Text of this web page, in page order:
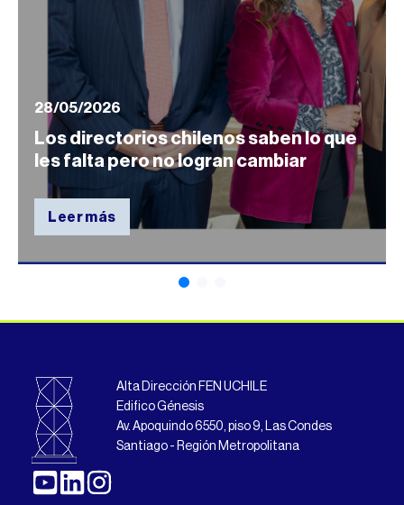
28/05/2026
Los directorios chilenos saben lo que
les falta pero no logran cambiar
Leer más
Alta Dirección FEN UCHILE
Edifico Génesis
Av. Apoquindo 6550, piso 9, Las Condes
Santiago - Región Metropolitana